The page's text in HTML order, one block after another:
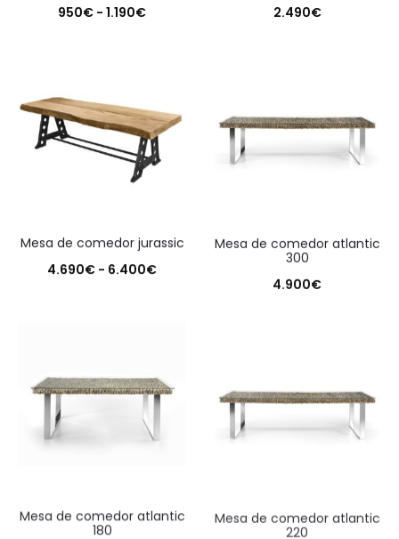
950€ - 1.190€Rango
950€
hasta
1.190€
2.490€
mesa de comedor jurassic
4.690€ - 6.400€Rango
4.690€
hasta
mesa de comedor atlantic
300
4.900€
mesa de comedor atlantic
180
mesa de comedor atlantic
220